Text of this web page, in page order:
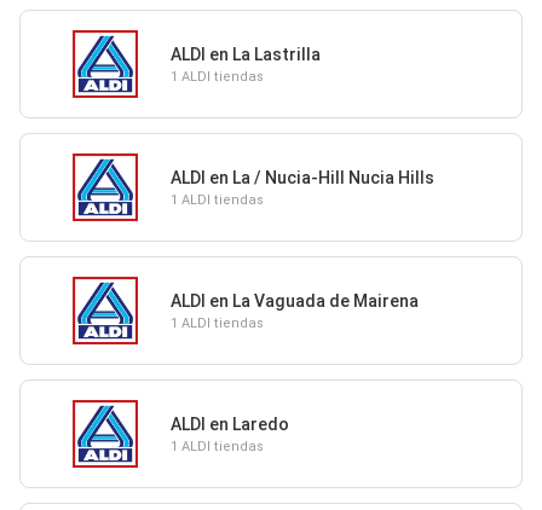
ALDI en La Lastrilla
1 ALDI tiendas
ALDI en La / Nucia-Hill Nucia Hills
1 ALDI tiendas
ALDI en La Vaguada de Mairena
1 ALDI tiendas
ALDI en Laredo
1 ALDI tiendas